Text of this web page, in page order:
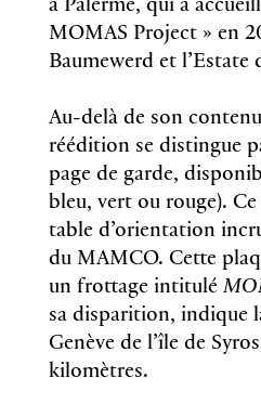
16 x
29
MOMAS Project » en
Baumewerd et l’Estate
Au-delà de son
réédition se distingue
page de garde,
bleu, vert ou rouge).
table d’orientation
du MAMCO. Cette
un frottage intitulé
sa disparition, indique
Genève de l’île de
kilomètres.